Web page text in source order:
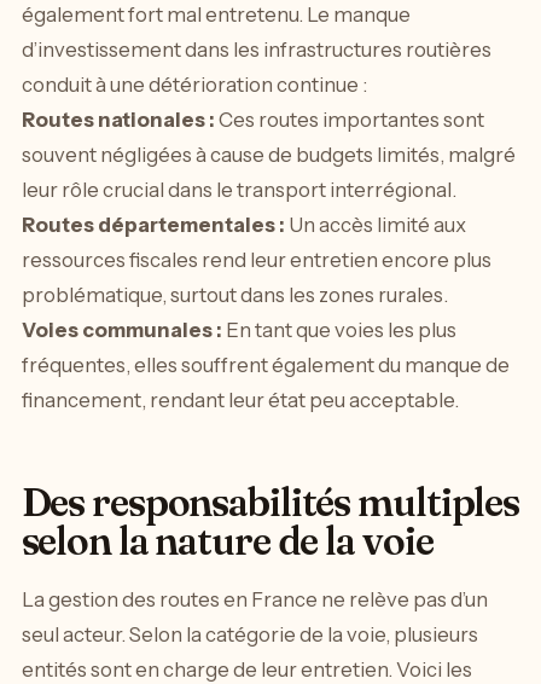
également fort mal entretenu. Le manque
d’investissement dans les infrastructures routières
conduit à une détérioration continue :
Routes nationales : Ces routes importantes sont
souvent négligées à cause de budgets limités, malgré
leur rôle crucial dans le transport interrégional.
Routes départementales : Un accès limité aux
ressources fiscales rend leur entretien encore plus
problématique, surtout dans les zones rurales.
Voies communales : En tant que voies les plus
fréquentes, elles souffrent également du manque de
financement, rendant leur état peu acceptable.
Des responsabilités multiples
selon la nature de la voie
La gestion des routes en France ne relève pas d’un
seul acteur. Selon la catégorie de la voie, plusieurs
entités sont en charge de leur entretien. Voici les